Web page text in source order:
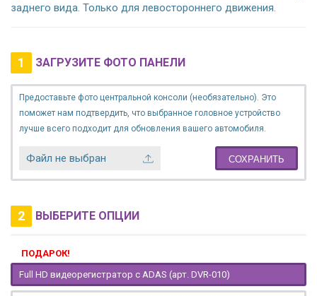
заднего вида. Только для левостороннего движения.
1 ЗАГРУЗИТЕ ФОТО ПАНЕЛИ
Предоставьте фото центральной консоли (необязательно). Это
поможет нам подтвердить, что выбранное головное устройство
лучше всего подходит для обновления вашего автомобиля.
Файл не выбран СОХРАНИТЬ
2 ВЫБЕРИТЕ ОПЦИИ
ПОДАРОК!
Full HD видеорегистратор с ADAS (арт. DVR-010)